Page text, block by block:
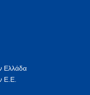
Ελλάδα
Ε.Ε.